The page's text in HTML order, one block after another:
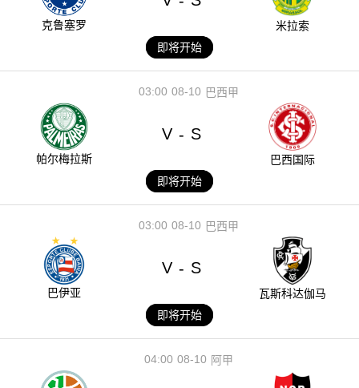
克鲁塞罗
米拉索
即将开始
08-10
03:00 巴西甲
帕尔梅拉斯
V - S
巴西国际
即将开始
08-10
03:00 巴西甲
巴伊亚
V - S
瓦斯科达伽马
即将开始
08-10
04:00 阿甲